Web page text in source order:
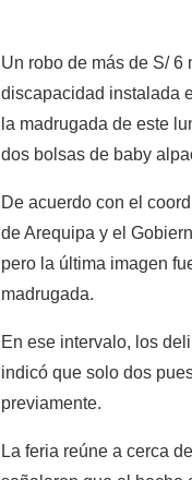
Un robo de más de S/ 6
discapacidad instalada
la madrugada de este
dos bolsas de baby
De acuerdo con el
de Arequipa y el
pero la última imagen
madrugada.
En ese intervalo, los
indicó que solo dos
previamente.
La feria reúne a cerca